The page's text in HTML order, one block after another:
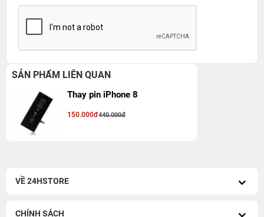
SẢN PHẨM LIÊN QUAN
Thay pin iPhone 8
150.000đ440.000đ
VỀ 24HSTORE
CHÍNH SÁCH